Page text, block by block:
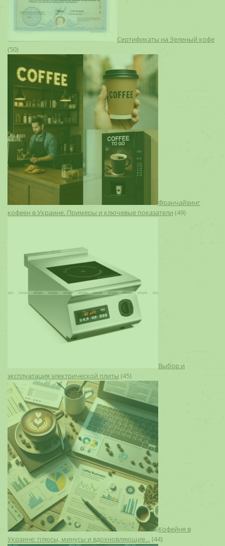
Сертификаты на Зеленый кофе
(50)
Франчайзинг
кофеен в Украине. Примеры и ключевые показатели (49)
Выбор и
эксплуатация электрической плиты (45)
Кофейня в
Украине: плюсы, минусы и вдохновляющие… (44)